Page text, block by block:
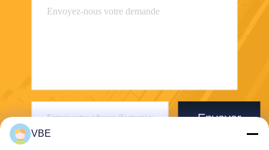
Envoyer
VBE